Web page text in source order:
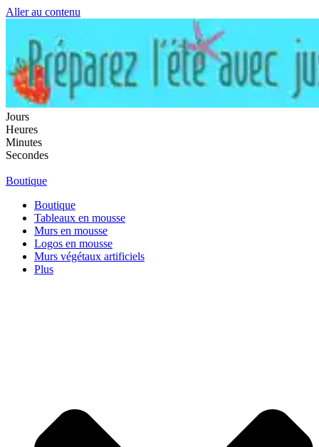
Aller au contenu
Jours
Heures
Minutes
Secondes
Boutique
Boutique
Tableaux en mousse
Murs en mousse
Logos en mousse
Murs végétaux artificiels
Plus